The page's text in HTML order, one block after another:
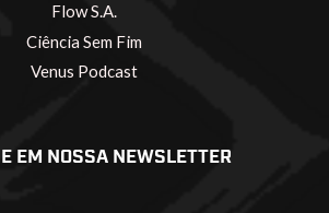
Flow S.A.
Ciência Sem Fim
Venus Podcast
EM NOSSA NEWSLETTER